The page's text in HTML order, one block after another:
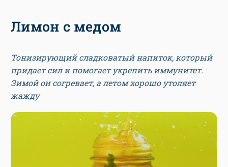
Лимон с медом
Тонизирующий сладковатый напиток, который
придает сил и помогает укрепить иммунитет.
Зимой он согревает, а летом хорошо утоляет
жажду